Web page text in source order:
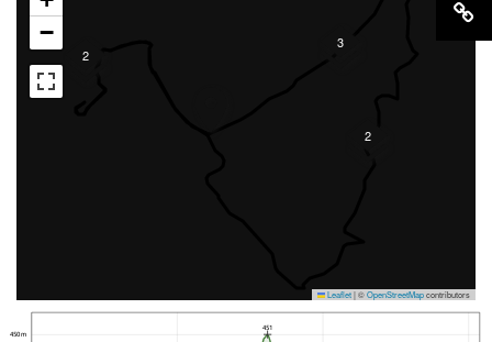
2
3
2
−
Leaflet|©OpenStreetMapcontributors
450 m
451